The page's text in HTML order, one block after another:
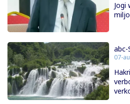
Jogi
abc-
07-